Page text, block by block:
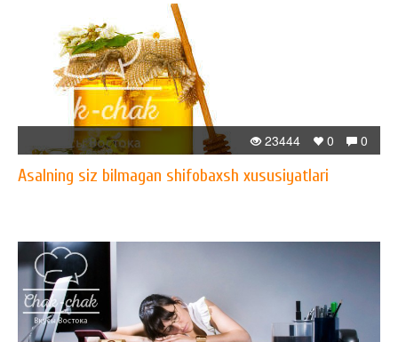
0
0
23444
Asalning siz bilmagan shifobaxsh xususiyatlari